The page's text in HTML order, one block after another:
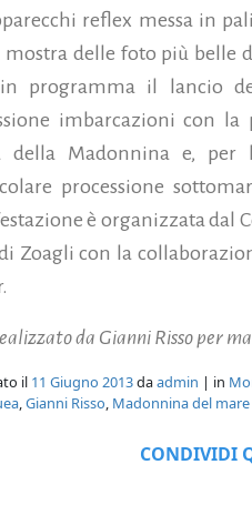
reflex messa in
mostra delle foto più belle
programma il lancio
imbarcazioni con
della Madonnina e,
processione
è organizzata dal
Zoagli con la
da Gianni Risso per
il 11 Giugno 2013daadmin | in
,Gianni Risso, Madonnina del
CONDIVIDI